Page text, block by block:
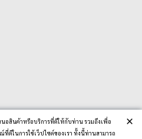
นอสินค้าหรือบริการที่ดีให้กับท่าน รวมถึงเพื่อ
ในการใช้เว็ปไซต์ของเรา ทั้งนี้ท่านสามารถ
×